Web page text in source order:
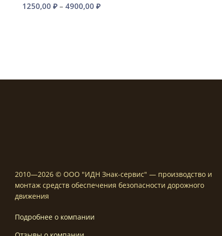
1250,00 ₽ – 4900,00 ₽Диапазон
2010—2026 © ООО "ИДН Знак-сервис" — производство и
монтаж средств обеспечения безопасности дорожного
движения
Подробнее о компании